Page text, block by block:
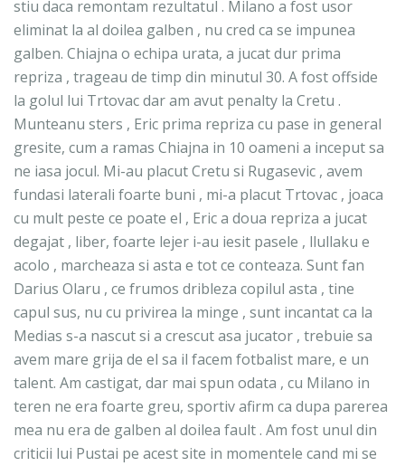
stiu daca remontam rezultatul . Milano a fost usor
eliminat la al doilea galben , nu cred ca se impunea
galben. Chiajna o echipa urata, a jucat dur prima
repriza , trageau de timp din minutul 30. A fost offside
la golul lui Trtovac dar am avut penalty la Cretu .
Munteanu sters , Eric prima repriza cu pase in general
gresite, cum a ramas Chiajna in 10 oameni a inceput sa
ne iasa jocul. Mi-au placut Cretu si Rugasevic , avem
fundasi laterali foarte buni , mi-a placut Trtovac , joaca
cu mult peste ce poate el , Eric a doua repriza a jucat
degajat , liber, foarte lejer i-au iesit pasele , llullaku e
acolo , marcheaza si asta e tot ce conteaza. Sunt fan
Darius Olaru , ce frumos dribleza copilul asta , tine
capul sus, nu cu privirea la minge , sunt incantat ca la
Medias s-a nascut si a crescut asa jucator , trebuie sa
avem mare grija de el sa il facem fotbalist mare, e un
talent. Am castigat, dar mai spun odata , cu Milano in
teren ne era foarte greu, sportiv afirm ca dupa parerea
mea nu era de galben al doilea fault . Am fost unul din
criticii lui Pustai pe acest site in momentele cand mi se